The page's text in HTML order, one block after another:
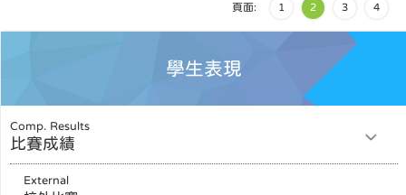
頁面: 1 2 3 4
學生表現
Comp. Results
比賽成績
External